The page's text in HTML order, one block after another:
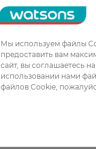
Мы используем файлы
предоставить вам
сайт, вы соглашаетесь
использовании нами
файлов Cookie,